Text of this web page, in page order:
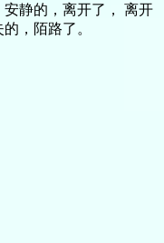
静的，离开了， 离开
，陌路了。